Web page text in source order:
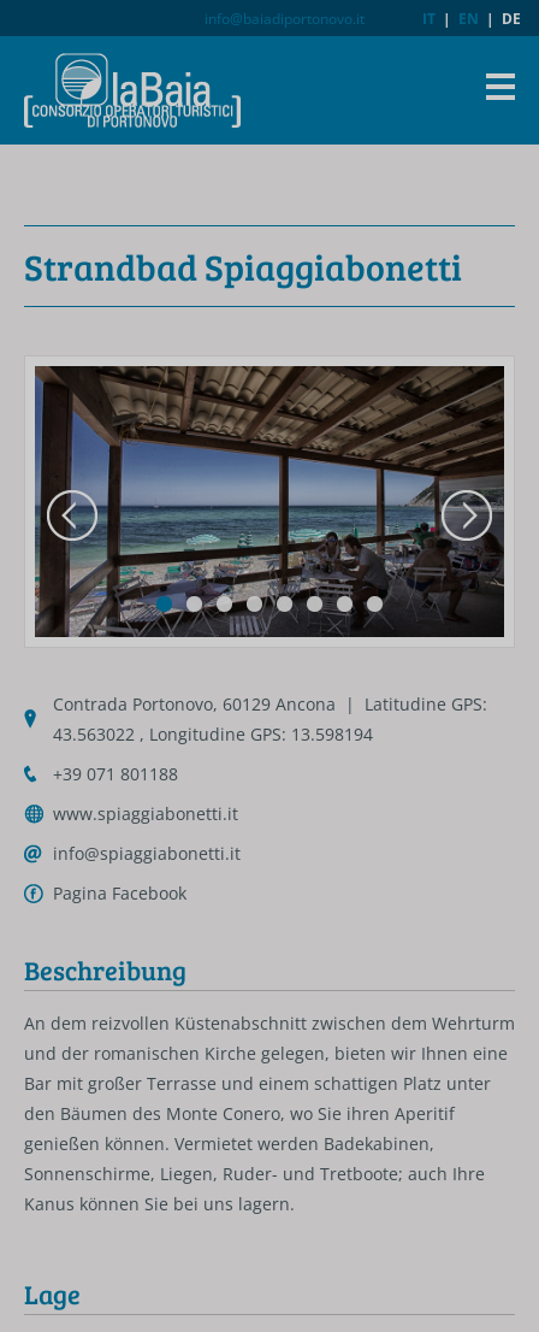
info@baiadiportonovo.it IT | EN | DE
Strandbad Spiaggiabonetti
Contrada Portonovo, 60129 Ancona | Latitudine GPS:
43.563022 , Longitudine GPS: 13.598194
+39 071 801188
www.spiaggiabonetti.it
info@spiaggiabonetti.it
Pagina Facebook
Beschreibung
An dem reizvollen Küstenabschnitt zwischen dem Wehrturm
und der romanischen Kirche gelegen, bieten wir Ihnen eine
Bar mit großer Terrasse und einem schattigen Platz unter
den Bäumen des Monte Conero, wo Sie ihren Aperitif
genießen können. Vermietet werden Badekabinen,
Sonnenschirme, Liegen, Ruder- und Tretboote; auch Ihre
Kanus können Sie bei uns lagern.
Lage